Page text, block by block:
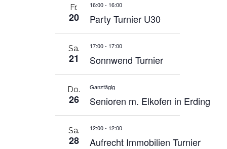
Fr.
20
16:00- 16:00
Party Turnier U30
Sa.
21
17:00- 17:00
Sonnwend Turnier
Do.
26
Ganztägig
Senioren m. Elkofen in Erding
Sa.
28
12:00- 12:00
Aufrecht Immobilien Turnier